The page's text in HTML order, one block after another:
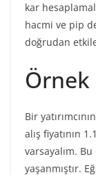
kar
hacmi ve pip
doğrudan
Bir
alış fiyatının
varsayalım.
yaşanmıştır.